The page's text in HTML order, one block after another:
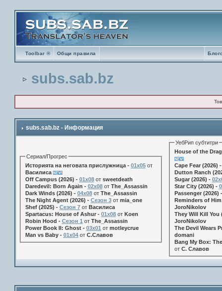
Toolbar ® Общи правила
subs.sab.bz
subs.sab.bz - Информация
Сериал/Прогрес
Историята на неговата прислужница - 01х05от
Василиса
Off Campus (2026) - 01x08от sweetdeath
Daredevil: Born Again - 02x08от The_Assassin
Dark Winds (2026) - 04x08от The_Assassin
The Night Agent (2026) - Сезон 3от mia_one
Shef (2025) - Сезон 7от Василиса
Spartacus: House of Ashur - 01x08от Koen
Robin Hood - Сезон 1 от The_Assassin
Power Book II: Ghost - 03x01 от motleycrue
Man vs Baby - 01x04от С.Славов
УебРип субтитри
House of the
Cape Fear (2026)
Dutton Ranch
Sugar (2026) -
Star City (2026) -
Passenger (2026)
Reminders of
JoroNikolov
They Will Kill You
JoroNikolov
The Devil Wears
domani
Bang My Box:
от С. Славов